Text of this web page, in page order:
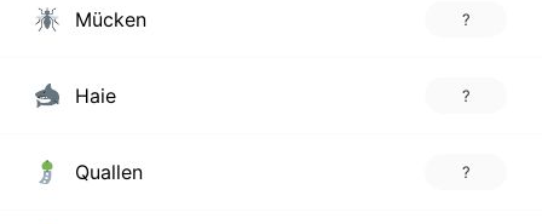
Mücken ?
Haie ?
Quallen ?